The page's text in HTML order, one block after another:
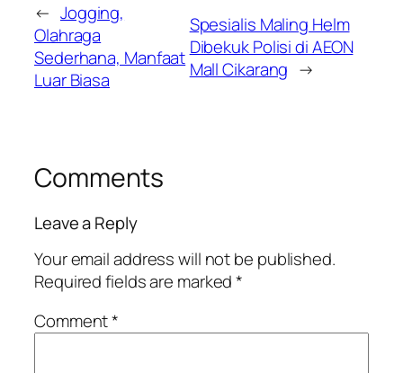
← Jogging,
Olahraga
Sederhana, Manfaat
Luar Biasa
Spesialis Maling Helm
Dibekuk Polisi di AEON
Mall Cikarang →
Comments
Leave a Reply
Your email address will not be published.
Required fields are marked*
Comment*